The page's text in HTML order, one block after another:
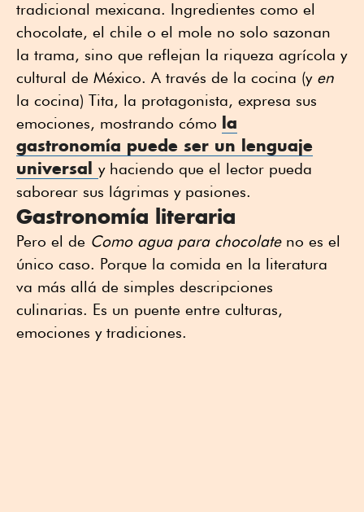
tradicional mexicana. Ingredientes como el
chocolate, el chile o el mole no solo sazonan
la trama, sino que reflejan la riqueza agrícola y
cultural de México. A través de la cocina (y en
la cocina) Tita, la protagonista, expresa sus
emociones, mostrando cómo la
gastronomía puede ser un lenguaje
universal y haciendo que el lector pueda
saborear sus lágrimas y pasiones.
Gastronomía literaria
Pero el de Como agua para chocolateno es el
único caso. Porque la comida en la literatura
va más allá de simples descripciones
culinarias. Es un puente entre culturas,
emociones y tradiciones.